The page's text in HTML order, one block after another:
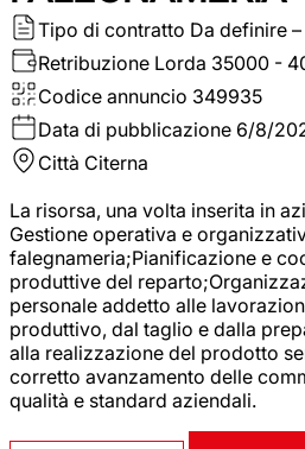
Tipo di contratto Da definire
Retribuzione Lorda 35000 -
Codice annuncio 349935
Data di pubblicazione 6/8/
Città Citerna
La risorsa, una volta inserita in
Gestione operativa e
falegnameria;Pianificazione e
produttive del
personale addetto alle
produttivo, dal taglio e dalla
alla realizzazione del prodotto
corretto avanzamento delle
qualità e standard aziendali.